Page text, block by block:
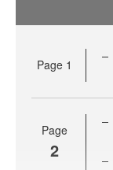
Page 1
Page
2